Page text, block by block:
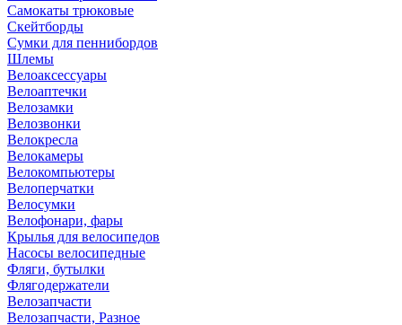
Самокаты трюковые
Скейтборды
Сумки для пеннибордов
Шлемы
Велоаксессуары
Велоаптечки
Велозамки
Велозвонки
Велокресла
Велокамеры
Велокомпьютеры
Велоперчатки
Велосумки
Велофонари, фары
Крылья для велосипедов
Насосы велосипедные
Фляги, бутылки
Флягодержатели
Велозапчасти
Велозапчасти, Разное